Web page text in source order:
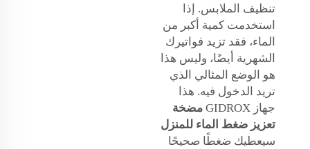
تنظيف الملابس. إذا
استخدمت كمية أكبر من
الماء، فقد تزيد فواتيرك
الشهرية أيضًا، وليس هذا
هو الوضع المثالي الذي
تريد الدخول فيه. هذا
جهاز GIDROX
مضخة
تعزيز ضغط الماء للمنزل
سيعطيك ضغطًا صحيحًا